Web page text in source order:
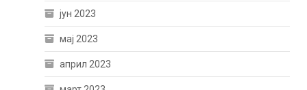
јун 2023
мај 2023
април 2023